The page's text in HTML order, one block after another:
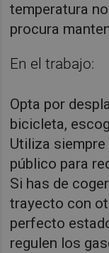
temperatura
procura
En el trabajo:
Opta por
bicicleta,
Utiliza
público para
Si has de
trayecto con
perfecto
regulen los